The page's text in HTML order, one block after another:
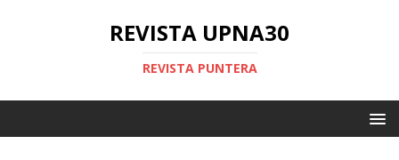
REVISTA UPNA30
REVISTA PUNTERA